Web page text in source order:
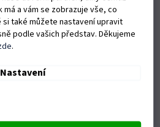
a vám se zobrazuje vše, co
také můžete nastavení upravit
podle vašich představ. Děkujeme
.
Nastavení